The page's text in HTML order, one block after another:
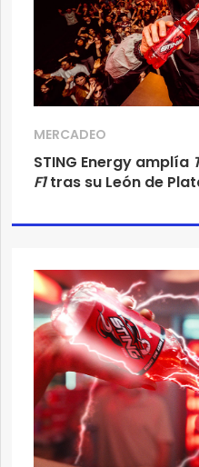
MERCADEO
STING Energy amplía
F1tras su León de